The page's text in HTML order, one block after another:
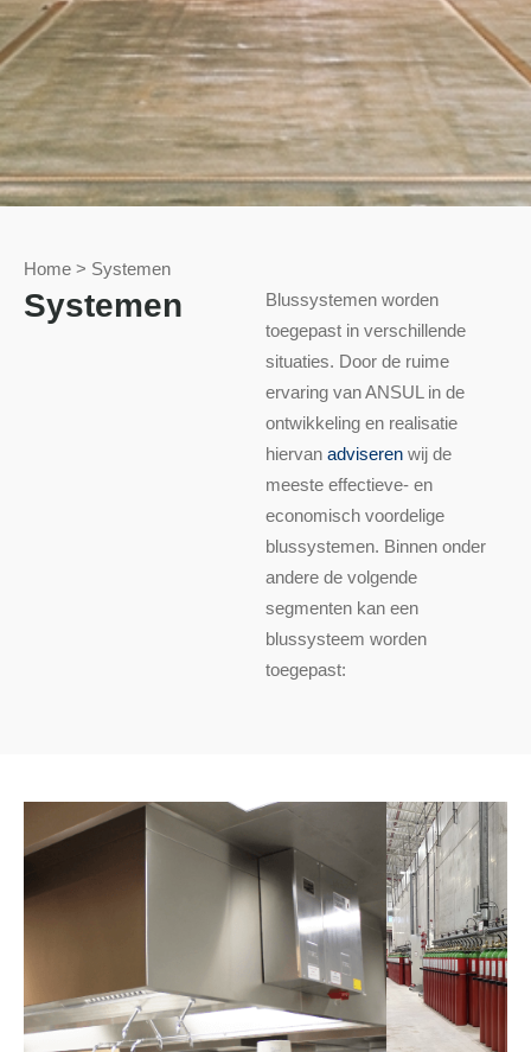
Home > Systemen
Systemen
Blussystemen worden
toegepast in verschillende
situaties. Door de ruime
ervaring van ANSUL in de
ontwikkeling en realisatie
hiervan adviseren wij de
meeste effectieve- en
economisch voordelige
blussystemen. Binnen onder
andere de volgende
segmenten kan een
blussysteem worden
toegepast: